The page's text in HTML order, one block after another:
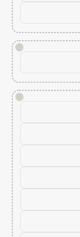
!
!